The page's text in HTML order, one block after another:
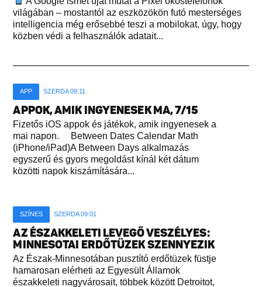
világában – mostantól az eszközökön futó mesterséges
intelligencia még erősebbé teszi a mobilokat, úgy, hogy
közben védi a felhasználók adatait...
APP SZERDA 09:11
APPOK, AMIK INGYENESEK MA, 7/15
Fizetős iOS appok és játékok, amik ingyenesek a
mai napon. Between Dates Calendar Math
(iPhone/iPad)A Between Days alkalmazás
egyszerű és gyors megoldást kínál két dátum
közötti napok kiszámítására...
SZÍNES SZERDA 09:01
AZ ÉSZAKKELETI LEVEGŐ VESZÉLYES:
MINNESOTAI ERDŐTÜZEK SZENNYEZIK
Az Észak-Minnesotában pusztító erdőtüzek füstje
hamarosan elérheti az Egyesült Államok
északkeleti nagyvárosait, többek között Detroitot,